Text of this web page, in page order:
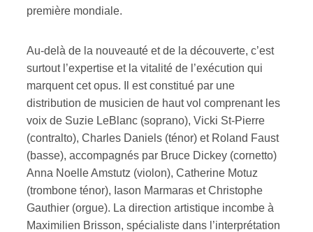
première mondiale.
Au-delà de la nouveauté et de la découverte, c’est
surtout l’expertise et la vitalité de l’exécution qui
marquent cet opus. Il est constitué par une
distribution de musicien de haut vol comprenant les
voix de Suzie LeBlanc (soprano), Vicki St-Pierre
(contralto), Charles Daniels (ténor) et Roland Faust
(basse), accompagnés par Bruce Dickey (cornetto)
Anna Noelle Amstutz (violon), Catherine Motuz
(trombone ténor), Iason Marmaras et Christophe
Gauthier (orgue). La direction artistique incombe à
Maximilien Brisson, spécialiste dans l’interprétation